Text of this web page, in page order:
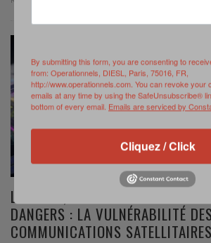
L’ESPACE, NOUVEAU FRONT
DANGERS : LA VULNÉRABILITÉ DES
COMMUNICATIONS
By submitting this form, you are consenting to
from: Operationnels, DIESL, Paris, 75016, FR,
http://www.operationnels.com. You can revoke your
emails at any time by using the SafeUnsubscribe®
bottom of every email. Emails are serviced by
Cliquez / Click